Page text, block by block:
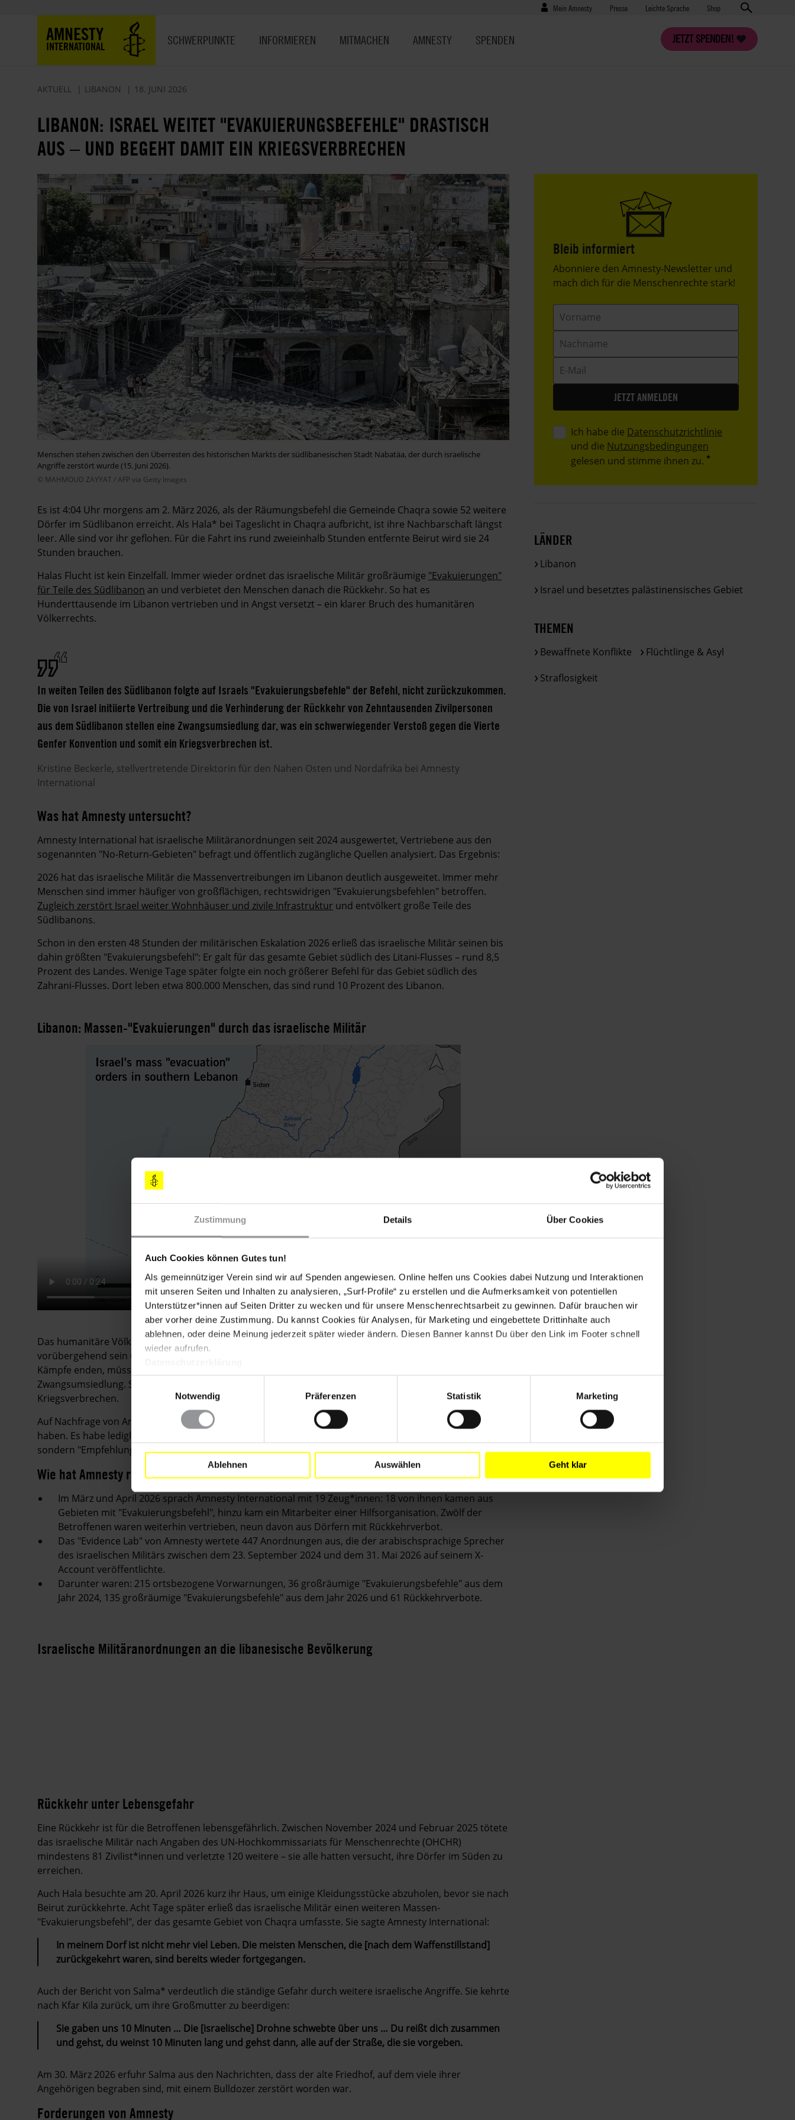
Zustimmung Details Über Cookies
Auch Cookies können Gutes tun!
Als gemeinnütziger Verein sind wir auf Spenden angewiesen. Online helfen uns Cookies dabei Nutzung und Interaktionen
mit unseren Seiten und Inhalten zu analysieren, „Surf-Profile“ zu erstellen und die Aufmerksamkeit von potentiellen
Unterstützer*innen auf Seiten Dritter zu wecken und für unsere Menschenrechtsarbeit zu gewinnen. Dafür brauchen wir
aber vorher deine Zustimmung. Du kannst Cookies für Analysen, für Marketing und eingebettete Drittinhalte auch
ablehnen, oder deine Meinung jederzeit später wieder ändern. Diesen Banner kannst Du über den Link im Footer schnell
wieder aufrufen.
Einwilligungsauswahl
Notwendig
Präferenzen Statistik Marketing
Ablehnen Auswählen Geht klar
Benutzermenü
Mein Amnesty Presse
Presse Leichte Sprache Shop
AMNESTY
INTERNATIONAL
JETZT SPENDEN!
SCHWERPUNKTE INFORMIEREN MITMACHEN AMNESTY SPENDEN
AKTUELL LIBANON 18. JUNI 2026
LIBANON: ISRAEL WEITET "EVAKUIERUNGSBEFEHLE" DRASTISCH
AUS – UND BEGEHT DAMIT EIN KRIEGSVERBRECHEN
Menschen stehen zwischen den Überresten des historischen Markts der südlibanesischen Stadt Nabatäa, der durch israelische
Angriffe zerstört wurde (15. Juni 2026).
© MAHMOUD ZAYYAT / AFP via Getty Images
Es ist 4:04 Uhr morgens am 2. März 2026, als der Räumungsbefehl die Gemeinde Chaqra sowie 52 weitere
Dörfer im Südlibanon erreicht. Als Hala* bei Tageslicht in Chaqra aufbricht, ist ihre Nachbarschaft längst
leer. Alle sind vor ihr geflohen. Für die Fahrt ins rund zweieinhalb Stunden entfernte Beirut wird sie 24
Stunden brauchen.
Halas Flucht ist kein Einzelfall. Immer wieder ordnet das israelische Militär großräumige "Evakuierungen"
für Teile des Südlibanon an und verbietet den Menschen danach die Rückkehr. So hat es
Hunderttausende im Libanon vertrieben und in Angst versetzt – ein klarer Bruch des humanitären
Völkerrechts.
In weiten Teilen des Südlibanon folgte auf Israels "Evakuierungsbefehle" der Befehl, nicht zurückzukommen.
Die von Israel initiierte Vertreibung und die Verhinderung der Rückkehr von Zehntausenden Zivilpersonen
aus dem Südlibanon stellen eine Zwangsumsiedlung dar, was ein schwerwiegender Verstoß gegen die Vierte
Genfer Konvention und somit ein Kriegsverbrechen ist.
Kristine Beckerle stellvertretende Direktorin für den Nahen Osten und Nordafrika bei Amnesty
International
Was hat Amnesty untersucht?
Amnesty International hat israelische Militäranordnungen seit 2024 ausgewertet, Vertriebene aus den
sogenannten "No-Return-Gebieten" befragt und öffentlich zugängliche Quellen analysiert. Das Ergebnis:
2026 hat das israelische Militär die Massenvertreibungen im Libanon deutlich ausgeweitet. Immer mehr
Menschen sind immer häufiger von großflächigen, rechtswidrigen "Evakuierungsbefehlen" betroffen.
Zugleich zerstört Israel weiter Wohnhäuser und zivile Infrastruktur und entvölkert große Teile des
Südlibanons.
Schon in den ersten 48 Stunden der militärischen Eskalation 2026 erließ das israelische Militär seinen bis
dahin größten "Evakuierungsbefehl": Er galt für das gesamte Gebiet südlich des Litani-Flusses – rund 8,5
Prozent des Landes. Wenige Tage später folgte ein noch größerer Befehl für das Gebiet südlich des
Zahrani-Flusses. Dort leben etwa 800.000 Menschen, das sind rund 10 Prozent des Libanon.
Libanon: Massen-"Evakuierungen" durch das israelische Militär
Das humanitäre Völkerrecht verbietet es streng, Zivilpersonen zu vertreiben. Eine Evakuierung darf nur
vorübergehend sein und muss unter sicheren, menschenwürdigen Bedingungen ablaufen. Sobald die
Kämpfe enden, müssen die Menschen zurückkehren dürfen. Geschieht das nicht, ist es eine
Zwangsumsiedlung. Sie verstößt schwer gegen Artikel 147 der Vierten Genfer Konvention und gilt als
Kriegsverbrechen.
Auf Nachfrage von Amnesty International bestritt das israelische Militär, "Evakuierungsbefehle" erteilt zu
haben. Es habe lediglich "Vorwarnungen an die Zivilbevölkerung" ausgesprochen – keine "Befehle",
sondern "Empfehlungen".
Wie hat Amnesty recherchiert?
Im März und April 2026 sprach Amnesty International mit 19 Zeug*innen: 18 von ihnen kamen aus
Gebieten mit "Evakuierungsbefehl", hinzu kam ein Mitarbeiter einer Hilfsorganisation. Zwölf der
Betroffenen waren weiterhin vertrieben, neun davon aus Dörfern mit Rückkehrverbot.
Das "Evidence Lab" von Amnesty wertete 447 Anordnungen aus, die der arabischsprachige Sprecher
des israelischen Militärs zwischen dem 23. September 2024 und dem 31. Mai 2026 auf seinem X-
Account veröffentlichte.
Darunter waren: 215 ortsbezogene Vorwarnungen, 36 großräumige "Evakuierungsbefehle" aus dem
Jahr 2024, 135 großräumige "Evakuierungsbefehle" aus dem Jahr 2026 und 61 Rückkehrverbote.
Israelische Militäranordnungen an die libanesische Bevölkerung
Rückkehr unter Lebensgefahr
Eine Rückkehr ist für die Betroffenen lebensgefährlich. Zwischen November 2024 und Februar 2025 tötete
das israelische Militär nach Angaben des UN-Hochkommissariats für Menschenrechte (OHCHR)
mindestens 81 Zivilist*innen und verletzte 120 weitere – sie alle hatten versucht, ihre Dörfer im Süden zu
erreichen.
Auch Hala besuchte am 20. April 2026 kurz ihr Haus, um einige Kleidungsstücke abzuholen, bevor sie nach
Beirut zurückkehrte. Acht Tage später erließ das israelische Militär einen weiteren Massen-
"Evakuierungsbefehl", der das gesamte Gebiet von Chaqra umfasste. Sie sagte Amnesty International:
In meinem Dorf ist nicht mehr viel Leben. Die meisten Menschen, die [nach dem Waffenstillstand]
zurückgekehrt waren, sind bereits wieder fortgegangen.
Auch der Bericht von Salma* verdeutlich die ständige Gefahr durch weitere israelische Angriffe. Sie kehrte
nach Kfar Kila zurück, um ihre Großmutter zu beerdigen:
Sie gaben uns 10 Minuten … Die [israelische] Drohne schwebte über uns … Du reißt dich zusammen
und gehst, du weinst 10 Minuten lang und gehst dann, alle auf der Straße, die sie vorgeben.
Am 30. März 2026 erfuhr Salma aus den Nachrichten, dass der alte Friedhof, auf dem viele ihrer
Angehörigen begraben sind, mit einem Bulldozer zerstört worden war.
Forderungen von Amnesty
Bleib informiert
Header
Text
Abonniere den Amnesty-Newsletter und
mach dich für die Menschenrechte stark!
Vorname
Nachname
E-
Mail
Ich habe die Datenschutzrichtlinie
und die Nutzungsbedingungen
gelesen und stimme ihnen zu.
LÄNDER
Libanon
Israel und besetztes palästinensisches Gebiet
THEMEN
Bewaffnete Konflikte
Flüchtlinge & Asyl
Straflosigkeit